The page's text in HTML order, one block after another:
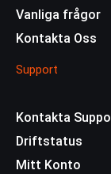
Vanliga frågor
Kontakta Oss
Support
Kontakta
Driftstatus
Mitt Konto